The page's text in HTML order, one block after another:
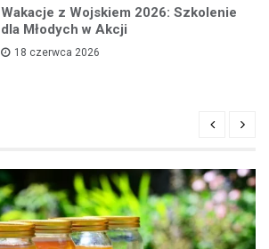
Wakacje z Wojskiem 2026: Szkolenie
dla Młodych w Akcji
18 czerwca 2026